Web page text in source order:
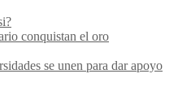
conquistan el oro
se unen para dar apoyo